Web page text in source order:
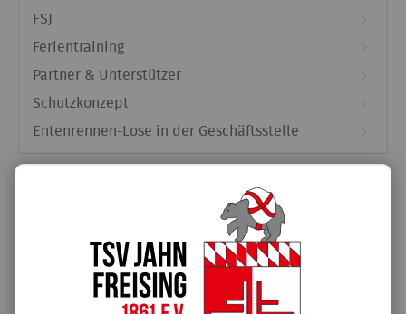
FSJ
Ferientraining
Partner & Unterstützer
Schutzkonzept
Entenrennen-Lose in der Geschäftsstelle
Unterstützt von:
Rewe-Vereinsscheine bis 25. Juni
Verein zuordnen